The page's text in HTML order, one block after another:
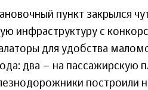
пункт закрылся
инфраструктуру с
для удобства
два – на пассажирскую
построили